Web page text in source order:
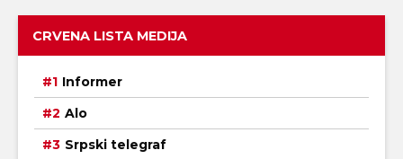
CRVENA LISTA MEDIJA
Informer
Alo
Srpski telegraf